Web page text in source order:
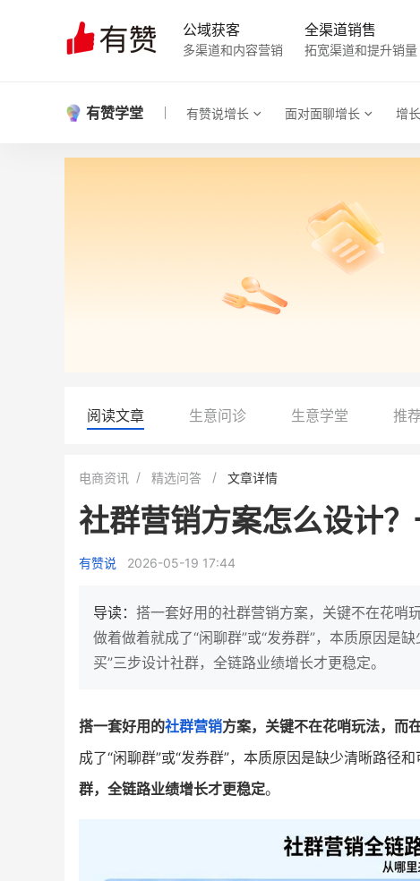
公域获客
多渠道和内容营销
全渠道销售
拓宽渠道和提升销量
有赞学堂 有赞说增长 面对面聊增长 增
阅读文章 生意问诊 生意学堂 推
电商资讯 精选问答 文章详情
社群营销方案怎么设计
有赞说 2026-05-19 17:44
导读： 搭一套好用的社群营销方案，关键不在花哨
做着做着就成了“闲聊群”或“发券群”，本质原因是
买”三步设计社群，全链路业绩增长才更稳定。
搭一套好用的社群营销方案，关键不在花哨玩法，而
成了“闲聊群”或“发券群”，本质原因是缺少清晰路径和
群，全链路业绩增长才更稳定。
小鹿蓝蓝会员
+
7900 万
三只松鼠旗下的网红婴儿辅食品
牌，22天便拿下类目第一
查看详情
母婴
有货源没流量？母婴馆如何破局
他只用7年做到平台销冠，转
域如何破局？